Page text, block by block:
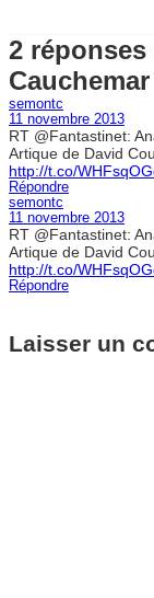
2 réponses
semontc
11 novembre 2013
RT @Fantastinet:
Artique de David
http://t.co/
Répondre
semontc
11 novembre 2013
RT @Fantastinet:
Artique de David
http://t.co/
Répondre
Laisser un